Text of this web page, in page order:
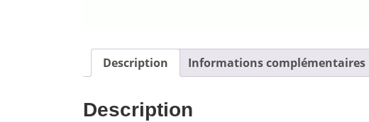
Description Informations complémentaires
Description